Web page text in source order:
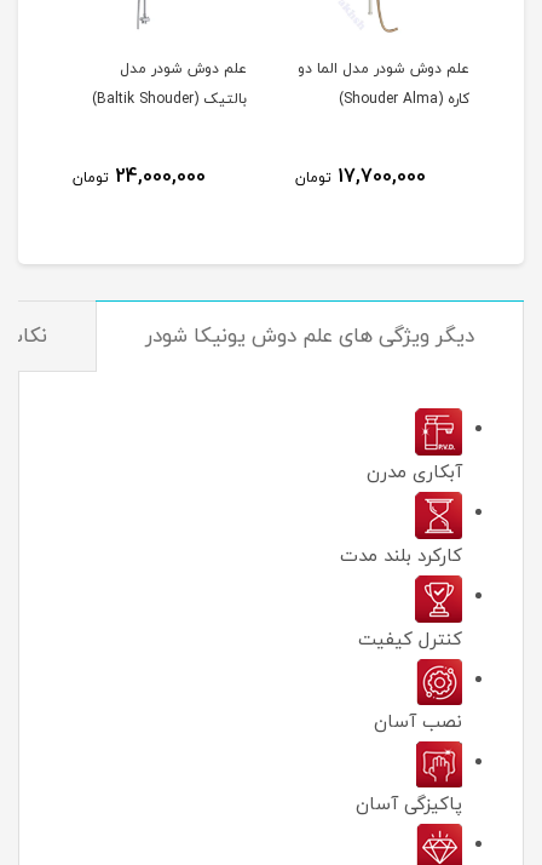
علم دوش شودر مدل
بالتیک (Baltik Shouder)
24,000,000
علم دوش شودر مدل لوبک
دوکاره (Lobek Shouder)
26,600,000
دیگر ویژگی های علم دوش یونیکا شودر
آبکاری مدرن
کارکرد بلند مدت
كنترل كيفيت
نصب آسان
پاکیزگی آسان